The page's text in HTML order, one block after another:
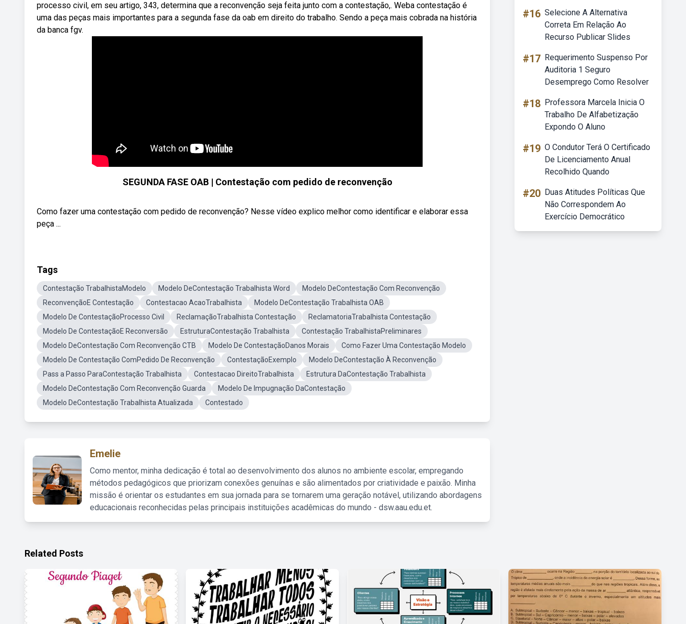
processo civil, em seu artigo, 343, determina que a reconvenção seja feita junto com a contestação,. Weba contestação é
uma das peças mais importantes para a segunda fase da oab em direito do trabalho. Sendo a peça mais cobrada na história
da banca fgv.
SEGUNDA FASE OAB | Contestação com pedido de reconvenção
Como fazer uma contestação com pedido de reconvenção? Nesse vídeo explico melhor como identificar e elaborar essa
peça ...
Tags
Contestação TrabalhistaModelo Modelo DeContestação Trabalhista Word
Modelo DeContestação Com Reconvenção
ReconvençãoE Contestação
Contestacao AcaoTrabalhista
Modelo DeContestação Trabalhista OAB
Modelo De ContestaçãoProcesso Civil
ReclamaçãoTrabalhista Contestação
ReclamatoriaTrabalhista Contestação
Modelo De ContestaçãoE Reconversão
EstruturaContestação Trabalhista
Contestação TrabalhistaPreliminares
Modelo DeContestação Com Reconvenção CTB
Modelo De ContestaçãoDanos Morais
Como Fazer Uma Contestação Modelo
Modelo De Contestação ComPedido De Reconvenção
ContestaçãoExemplo
Modelo DeContestação À Reconvenção
Pass a Passo ParaContestação Trabalhista
Contestacao DireitoTrabalhista
Estrutura DaContestação Trabalhista
Modelo DeContestação Com Reconvenção Guarda
Modelo De Impugnação DaContestação
Modelo DeContestação Trabalhista Atualizada
Contestado
Emelie
Como mentor, minha dedicação é total ao desenvolvimento dos alunos no ambiente escolar, empregando
métodos pedagógicos que priorizam conexões genuínas e são alimentados por criatividade e paixão. Minha
missão é orientar os estudantes em sua jornada para se tornarem uma geração notável, utilizando abordagens
educacionais reconhecidas pelas principais instituições acadêmicas do mundo - dsw.aau.edu.et.
#16 Selecione A Alternativa
Correta Em Relação Ao
Recurso Publicar Slides
#17 Requerimento Suspenso Por
Auditoria 1 Seguro
Desemprego Como Resolver
#18 Professora Marcela Inicia O
Trabalho De Alfabetização
Expondo O Aluno
#19 O Condutor Terá O Certificado
De Licenciamento Anual
Recolhido Quando
#20 Duas Atitudes Políticas Que
Não Correspondem Ao
Exercício Democrático
Related Posts